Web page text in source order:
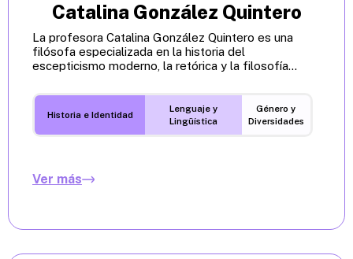
Catalina González Quintero
La profesora Catalina González Quintero es una
filósofa especializada en la historia del
escepticismo moderno, la retórica y la filosofía...
Historia e Identidad
Lenguaje y
Lingüística
Género y
Diversidades
Ver más